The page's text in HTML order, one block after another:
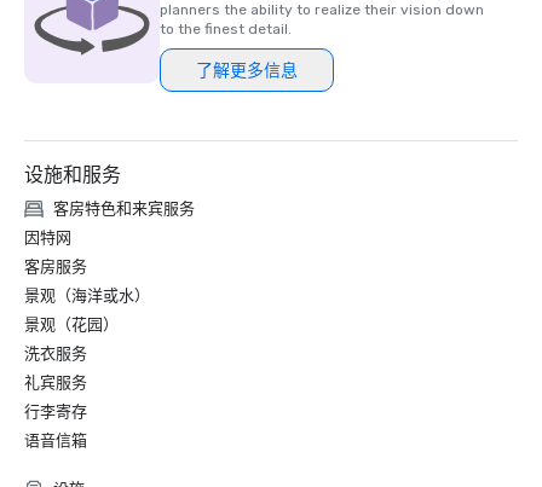
planners the ability to realize their vision down
to the finest detail.
了解更多信息
设施和服务
客房特色和来宾服务
因特网
客房服务
景观（海洋或水）
景观（花园）
洗衣服务
礼宾服务
行李寄存
语音信箱